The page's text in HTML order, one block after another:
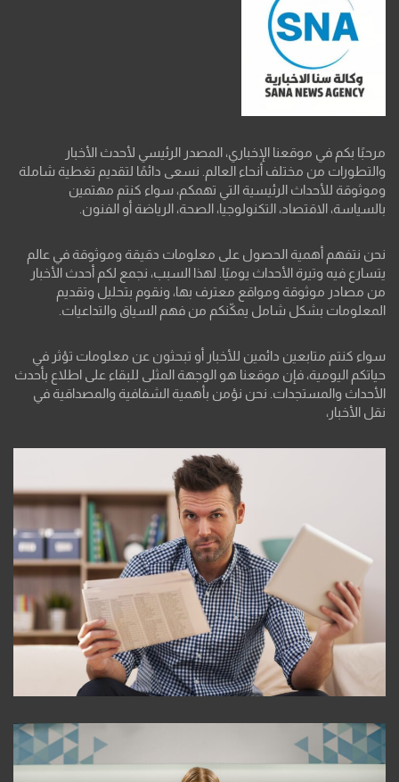
مرحبًا بكم في موقعنا الإخباري، المصدر الرئيسي لأحدث الأخبار
والتطورات من مختلف أنحاء العالم. نسعى دائمًا لتقديم تغطية شاملة
وموثوقة للأحداث الرئيسية التي تهمكم، سواء كنتم مهتمين
بالسياسة، الاقتصاد، التكنولوجيا، الصحة، الرياضة أو الفنون.
نحن نتفهم أهمية الحصول على معلومات دقيقة وموثوقة في عالم
يتسارع فيه وتيرة الأحداث يوميًا. لهذا السبب، نجمع لكم أحدث الأخبار
من مصادر موثوقة ومواقع معترف بها، ونقوم بتحليل وتقديم
المعلومات بشكل شامل يمكّنكم من فهم السياق والتداعيات.
سواء كنتم متابعين دائمين للأخبار أو تبحثون عن معلومات تؤثر في
حياتكم اليومية، فإن موقعنا هو الوجهة المثلى للبقاء على اطلاع بأحدث
الأحداث والمستجدات. نحن نؤمن بأهمية الشفافية والمصداقية في
نقل الأخبار،